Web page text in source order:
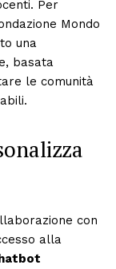
Per
Mondo
una
basata
le comunità
con
alla